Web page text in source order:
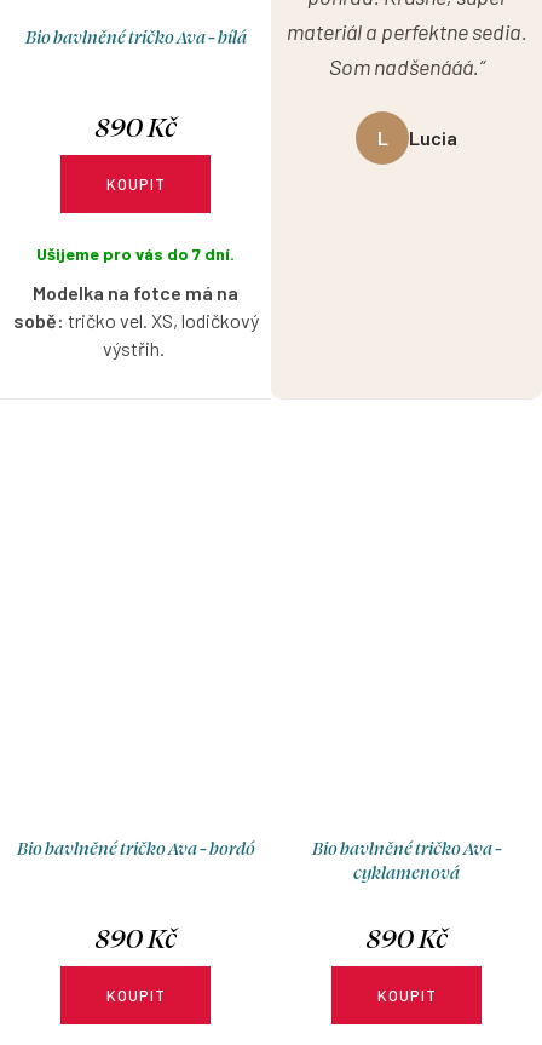
Bio bavlněné tričko Ava - bílá
890 Kč
KOUPIT
Ušijeme pro vás do 7 dní.
Modelka na fotce má na
sobě: tričko vel. XS, lodičkový
výstřih.
materiál a perfektne sedia.
Som nadšenááá.“
L Lucia
Bio bavlněné tričko Ava - bordó
890 Kč
KOUPIT
Bio bavlněné tričko Ava -
cyklamenová
890 Kč
KOUPIT